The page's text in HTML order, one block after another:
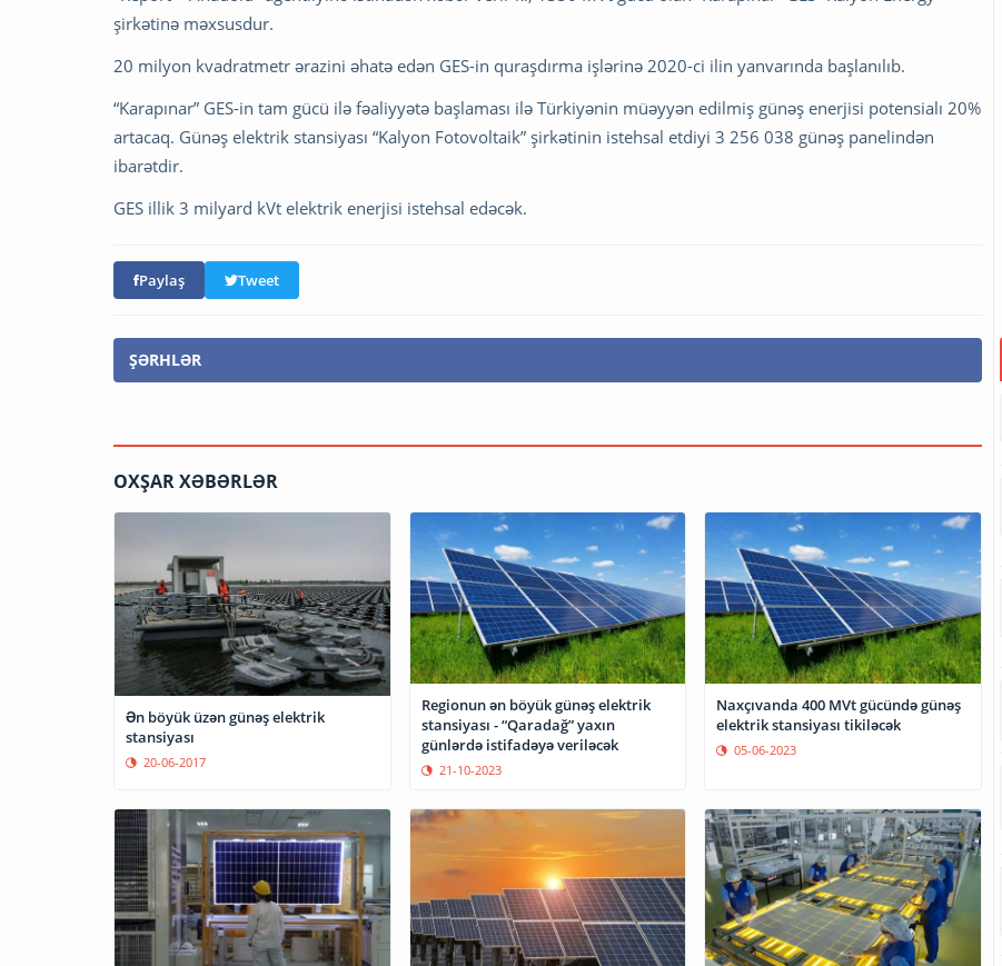
şirkətinə məxsusdur.
20 milyon kvadratmetr ərazini əhatə edən GES-in quraşdırma işlərinə 2020-ci ilin yanvarında başlanılıb.
“Karapınar” GES-in tam gücü ilə fəaliyyətə başlaması ilə Türkiyənin müəyyən edilmiş günəş enerjisi potensialı 20%
artacaq. Günəş elektrik stansiyası “Kalyon Fotovoltaik” şirkətinin istehsal etdiyi 3 256 038 günəş panelindən
ibarətdir.
GES illik 3 milyard kVt elektrik enerjisi istehsal edəcək.
Paylaş Tweet
ŞƏRHLƏR
OXŞAR XƏBƏRLƏR
Ən böyük üzən günəş elektrik
stansiyası
20-06-2017
Regionun ən böyük günəş elektrik
stansiyası - “Qaradağ” yaxın
günlərdə istifadəyə veriləcək
21-10-2023
Naxçıvanda 400 MVt gücündə günəş
elektrik stansiyası tikiləcək
05-06-2023